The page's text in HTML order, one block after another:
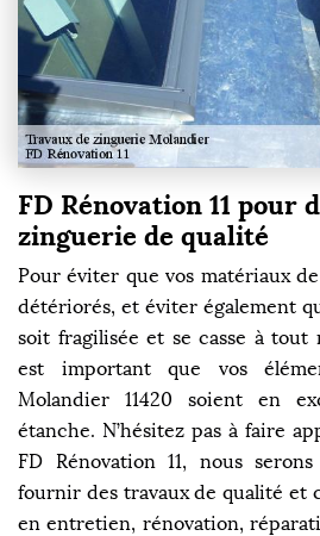
FD Rénovation 11 pour
zinguerie de qualité
Pour éviter que vos matériaux
détériorés, et éviter également
soit fragilisée et se casse à tout
est important que vos
Molandier 11420 soient en
étanche. N’hésitez pas à faire
FD Rénovation 11, nous
fournir des travaux de qualité et
en entretien, rénovation,